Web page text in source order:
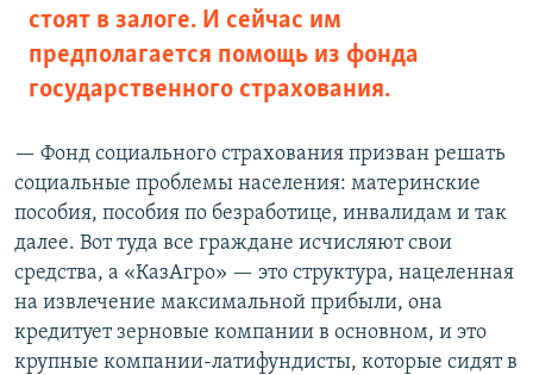
стоят в залоге. И сейчас им
предполагается помощь из фонда
государственного страхования.
— Фонд социального страхования призван решать
социальные проблемы населения: материнские
пособия, пособия по безработице, инвалидам и так
далее. Вот туда все граждане исчисляют свои
средства, а «КазАгро» — это структура, нацеленная
на извлечение максимальной прибыли, она
кредитует зерновые компании в основном, и это
крупные компании-латифундисты, которые сидят в